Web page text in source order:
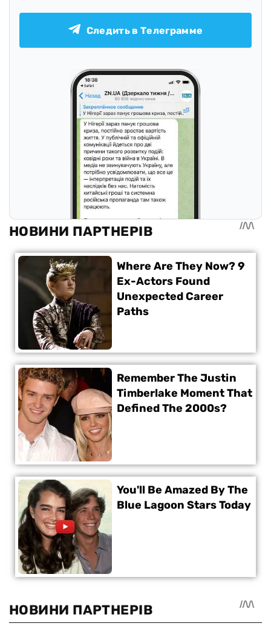
Следить в Телеграмме